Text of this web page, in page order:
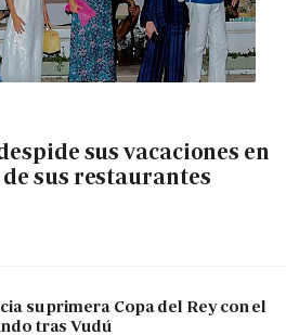
sus vacaciones en
sus restaurantes
su primera Copa del Rey con el
tras Vudú